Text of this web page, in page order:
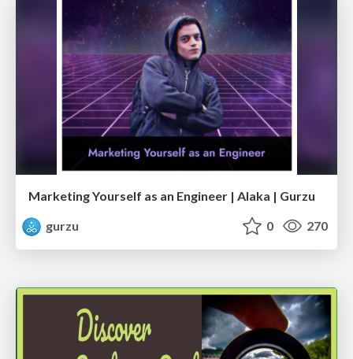
Marketing Yourself as an Engineer | Alaka | Gurzu
gurzu
0 270